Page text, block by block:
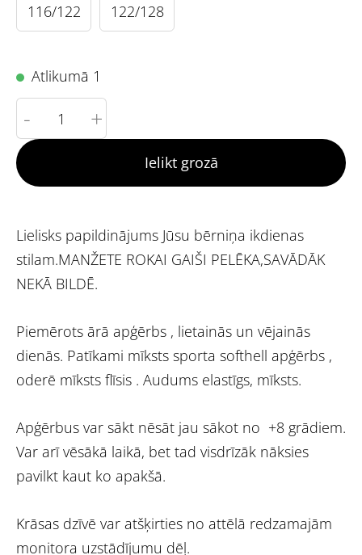
116/122 122/128
Atlikumā 1
- +
Ielikt grozā
Lielisks papildinājums Jūsu bērniņa ikdienas
stilam.MANŽETE ROKAI GAIŠI PELĒKA,SAVĀDĀK
NEKĀ BILDĒ.
Piemērots ārā apģērbs , lietainās un vējainās
dienās. Patīkami mīksts sporta softhell apģērbs ,
oderē mīksts flīsis . Audums elastīgs, mīksts.
Apģērbus var sākt nēsāt jau sākot no +8 grādiem.
Var arī vēsākā laikā, bet tad visdrīzāk nāksies
pavilkt kaut ko apakšā.
Krāsas dzīvē var atšķirties no attēlā redzamajām
monitora uzstādījumu dēļ.